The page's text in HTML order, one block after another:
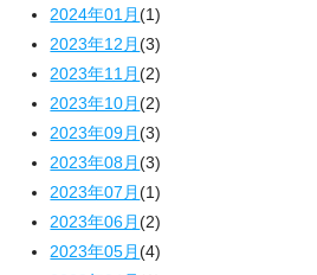
2024年01月(1)
2023年12月(3)
2023年11月(2)
2023年10月(2)
2023年09月(3)
2023年08月(3)
2023年07月(1)
2023年06月(2)
2023年05月(4)